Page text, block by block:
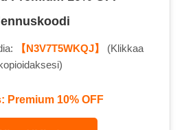
【N3V7T5WKQJ】
(Klikkaa
Premium 10% OFF